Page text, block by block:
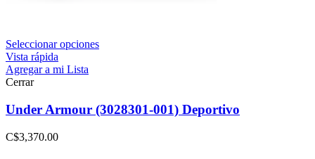
Seleccionar opciones
Vista rápida
Agregar a mi Lista
Cerrar
Under Armour (3028301-001) Deportivo
C$3,370.00